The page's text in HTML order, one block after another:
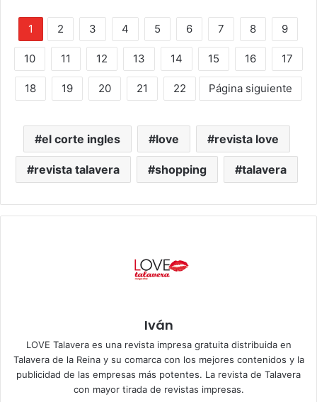
1 2 3 4 5 6 7 8 9
10 11 12 13 14 15 16 17
18 19 20 21 22 Página siguiente
el corte ingles love revista love
revista talavera shopping talavera
Iván
LOVE Talavera es una revista impresa gratuita distribuida en
Talavera de la Reina y su comarca con los mejores contenidos y la
publicidad de las empresas más potentes. La revista de Talavera
con mayor tirada de revistas impresas.